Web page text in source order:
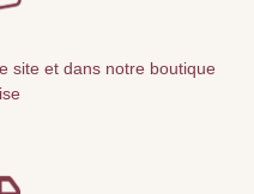
site et dans notre boutique